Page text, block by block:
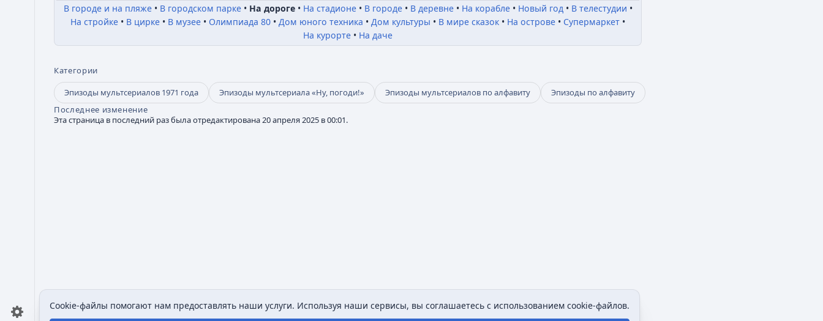
В городе и на пляже В городском парке На дороге На стадионе В городе В деревне На корабле Новый год
В телестудии
На стройке
В цирке В музее Олимпиада 80 Дом юного техника Дом культуры В мире сказок На острове
Супермаркет
На курорте
На даче
Категории
Эпизоды мультсериалов 1971 года
Эпизоды мультсериала «Ну, погоди!» Эпизоды мультсериалов по алфавиту
Эпизоды по алфавиту
Последнее изменение
Эта страница в последний раз была отредактирована 20 апреля 2025 в 00:01.
Cookie-файлы помогают нам предоставлять наши услуги. Используя наши сервисы, вы соглашаетесь с использованием cookie-файлов.